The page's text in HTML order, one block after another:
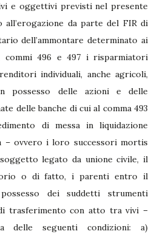
e oggettivi previsti nel presente
all’erogazione da parte del FIR di
dell’ammontare determinato ai
commi 496 e 497 i risparmiatori
individuali, anche agricoli,
possesso delle azioni e delle
delle banche di cui al comma 493
di messa in liquidazione
– ovvero i loro successori mortis
legato da unione civile, il
o di fatto, i parenti entro il
dei suddetti strumenti
trasferimento con atto tra vivi –
delle seguenti condizioni: a)